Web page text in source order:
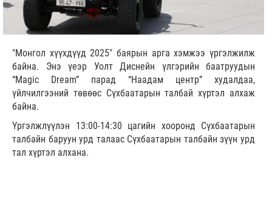
"Монгол хүүхдүүд 2025" баярын арга хэмжээ үргэлжилж
байна. Энэ үеэр Уолт Диснейн үлгэрийн баатруудын
“Magic Dream” парад “Наадам центр” худалдаа,
үйлчилгээний төвөөс Сүхбаатарын талбай хүртэл алхаж
байна.
Үргэлжлүүлэн 13:00-14:30 цагийн хооронд Сүхбаатарын
талбайн баруун урд талаас Сүхбаатарын талбайн зүүн урд
тал хүртэл алхана.